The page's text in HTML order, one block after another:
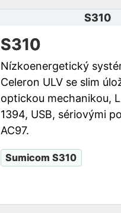
S310
S310
Nízkoenergetický
Celeron ULV se slim
optickou mechanikou,
1394, USB, sériovými
AC97.
Sumicom S310